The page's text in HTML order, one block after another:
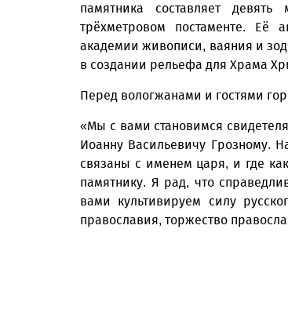
памятника составляет
трёхметровом постаменте. Её
академии живописи, ваяния и
в создании рельефа для Храма
Перед вологжанами и гостями
«Мы с вами становимся
Иоанну Васильевичу Грозному.
связаны с именем царя, и где
памятнику. Я рад, что
вами культивируем силу
православия, торжество